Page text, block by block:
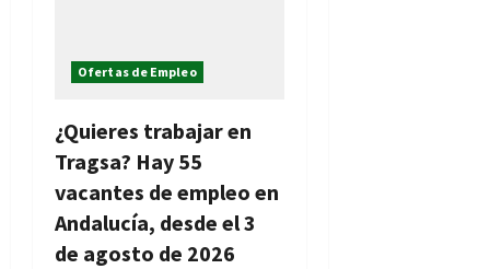
d
a
s
Ofertas de Empleo
¿Quieres trabajar en
Tragsa? Hay 55
vacantes de empleo en
Andalucía, desde el 3
de agosto de 2026